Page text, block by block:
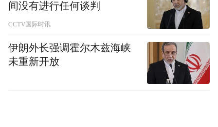
间没有进行任何谈判
CCTV国际时讯
伊朗外长强调霍尔木兹海峡
未重新开放